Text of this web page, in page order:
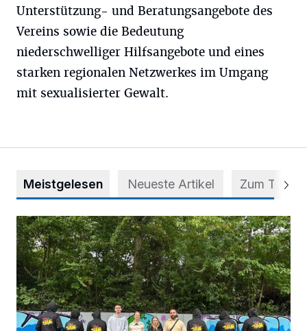
Unterstützung- und Beratungsangebote des
Vereins sowie die Bedeutung
niederschwelliger Hilfsangebote und eines
starken regionalen Netzwerkes im Umgang
mit sexualisierter Gewalt.
Meistgelesen Neueste Artikel Zum Thema
Aus Grau wird Haltung